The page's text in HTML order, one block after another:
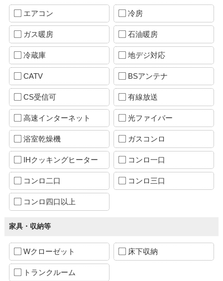
エアコン 冷房
ガス暖房 石油暖房
冷蔵庫 地デジ対応
CATV BSアンテナ
CS受信可 有線放送
高速インターネット 光ファイバー
浴室乾燥機 ガスコンロ
IHクッキングヒーター コンロ一口
コンロ二口 コンロ三口
コンロ四口以上
家具・収納等
Wクローゼット 床下収納
トランクルーム